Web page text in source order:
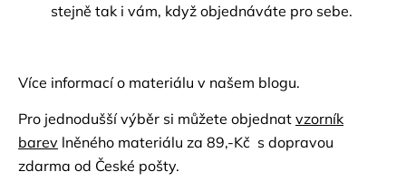
stejně tak i vám, když objednáváte pro sebe.
Více informací o materiálu v našem blogu.
Pro jednodušší výběr si můžete objednat vzorník
barev lněného materiálu za 89,-Kč s dopravou
zdarma od České pošty.